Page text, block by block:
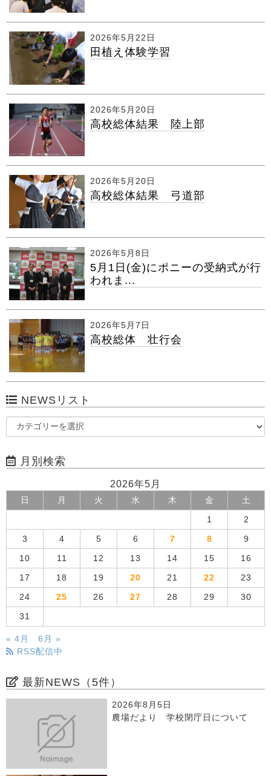
2026年5月22日
田植え体験学習
2026年5月20日
高校総体結果 陸上部
2026年5月20日
高校総体結果 弓道部
2026年5月8日
5月1日(金)にポニーの受納式が行
われま...
2026年5月7日
高校総体 壮行会
NEWSリスト
月別検索
2026年5月
日 月 火 水 木 金 土
1 2
3 4 5 6 7 8 9
10 11 12 13 14 15 16
17 18 19 20 21 22 23
24 25 26 27 28 29 30
31
« 4月
6月 »
RSS配信中
最新NEWS（5件）
2026年8月5日
農場だより 学校閉庁日について